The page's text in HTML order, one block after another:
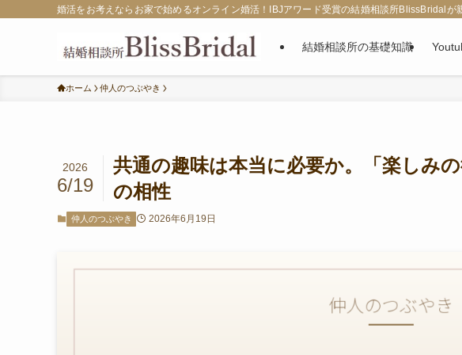
婚活をお考えならお家で始めるオンライン婚活！IBJアワード受賞の結婚相談所BlissBridalが
結婚相談所の基礎知識
ホーム 仲人のつぶやき
共通の趣味は本当に必要か。「楽しみ
の相性
2026
6/19
仲人のつぶやき 2026年6月19日